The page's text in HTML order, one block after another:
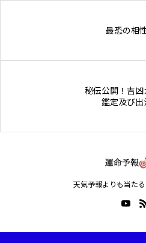
最恐の相
秘伝公開！吉
鑑定及び出
天気予報よりも当た